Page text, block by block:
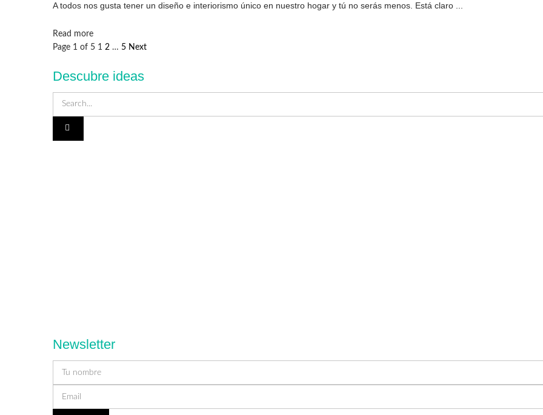
A todos nos gusta tener un diseño e interiorismo único en nuestro hogar y tú no serás menos. Está claro ...
Read moreDetails
Page 1 of 5 1 2 … 5 Next
Descubre ideas
Newsletter